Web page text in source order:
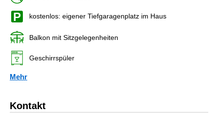
kostenlos: eigener Tiefgaragenplatz im Haus
Balkon mit Sitzgelegenheiten
Geschirrspüler
Mehr
Kontakt